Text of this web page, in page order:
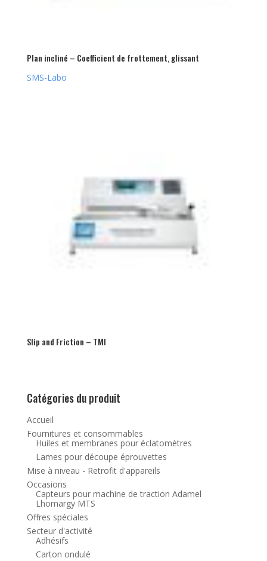
Plan incliné – Coefficient de frottement, glissant
SMS-Labo
Slip and Friction – TMI
Catégories du produit
Accueil
Fournitures et consommables
Huiles et membranes pour éclatomètres
Lames pour découpe éprouvettes
Mise à niveau - Retrofit d'appareils
Occasions
Capteurs pour machine de traction Adamel
Lhomargy MTS
Offres spéciales
Secteur d'activité
Adhésifs
Carton ondulé